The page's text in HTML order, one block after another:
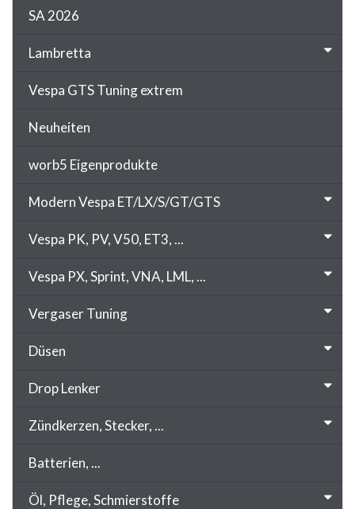
SA 2026
Lambretta
Vespa GTS Tuning extrem
Neuheiten
worb5 Eigenprodukte
Modern Vespa ET/LX/S/GT/GTS
Vespa PK, PV, V50, ET3, ...
Vespa PX, Sprint, VNA, LML, ...
Vergaser Tuning
Düsen
Drop Lenker
Zündkerzen, Stecker, ...
Batterien, ...
Öl, Pflege, Schmierstoffe